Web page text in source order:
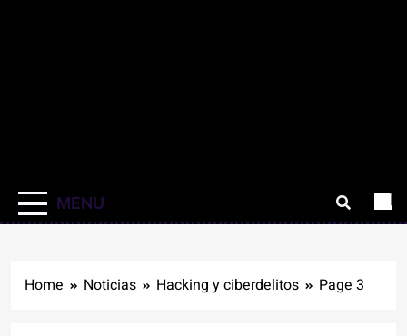
MENU
Home Noticias Hacking y ciberdelitos Page 3